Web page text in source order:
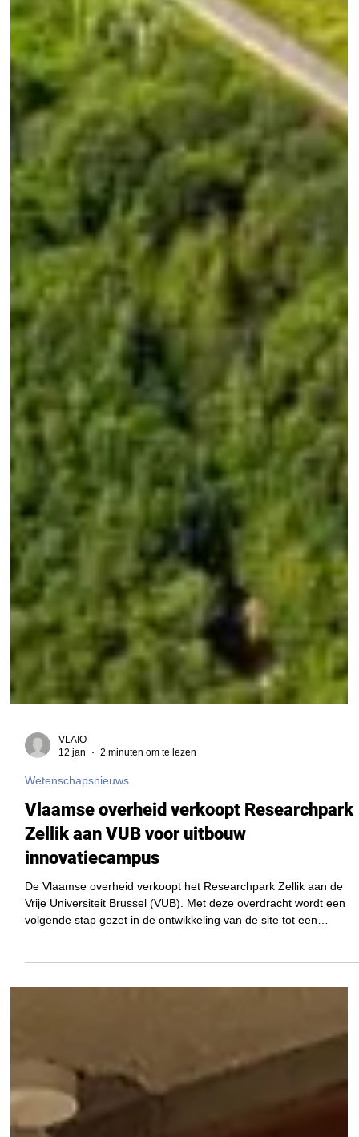
12 jan
2 minuten om te lezen
Vlaamse overheid verkoopt Researchpark
Zellik aan VUB voor uitbouw
innovatiecampus
De Vlaamse overheid verkoopt het Researchpark Zellik aan de